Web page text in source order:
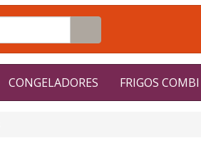
CONGELADORES FRIGOS COMBI